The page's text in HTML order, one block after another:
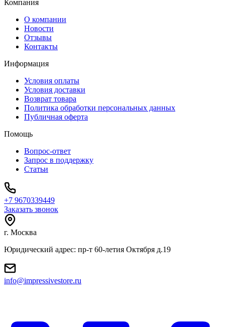
Компания
О компании
Новости
Отзывы
Контакты
Информация
Условия оплаты
Условия доставки
Возврат товара
Политика обработки персональных данных
Публичная оферта
Помощь
Вопрос-ответ
Запрос в поддержку
Статьи
+7 9670339449
Заказать звонок
г. Москва
Юридический адрес: пр-т 60-летия Октября д.19
info@impressivestore.ru